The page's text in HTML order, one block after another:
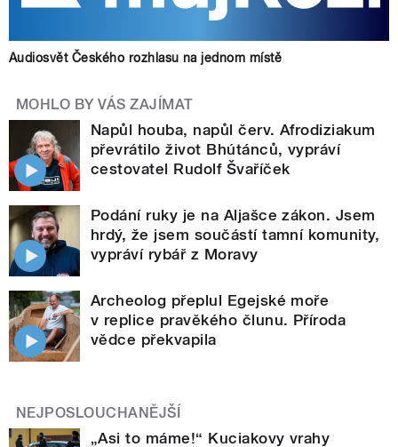
Audiosvět Českého rozhlasu na jednom místě
MOHLO BY VÁS ZAJÍMAT
Napůl houba, napůl červ. Afrodiziakum
převrátilo život Bhútánců, vypráví
cestovatel Rudolf Švaříček
Podání ruky je na Aljašce zákon. Jsem
hrdý, že jsem součástí tamní komunity,
vypráví rybář z Moravy
Archeolog přeplul Egejské moře
v replice pravěkého člunu. Příroda
vědce překvapila
NEJPOSLOUCHANĚJŠÍ
„Asi to máme!“ Kuciakovy vrahy